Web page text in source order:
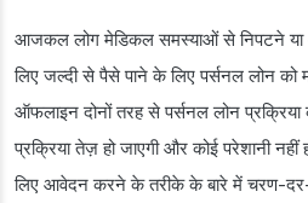
आजकल लोग मेडिकल समस्याओं से निपटने
लिए जल्दी से पैसे पाने के लिए पर्सनल लोन
ऑफलाइन दोनों तरह से पर्सनल लोन
प्रक्रिया तेज़ हो जाएगी और कोई परेशानी
लिए आवेदन करने के तरीके के बारे में चरण-